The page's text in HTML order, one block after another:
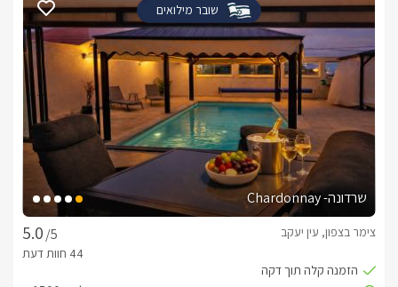
שובר מילואים
שרדונה- Chardonnay
/5
צימר בצפון, עין יעקב